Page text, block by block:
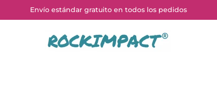
Envío estándar gratuito en todos los pedidos